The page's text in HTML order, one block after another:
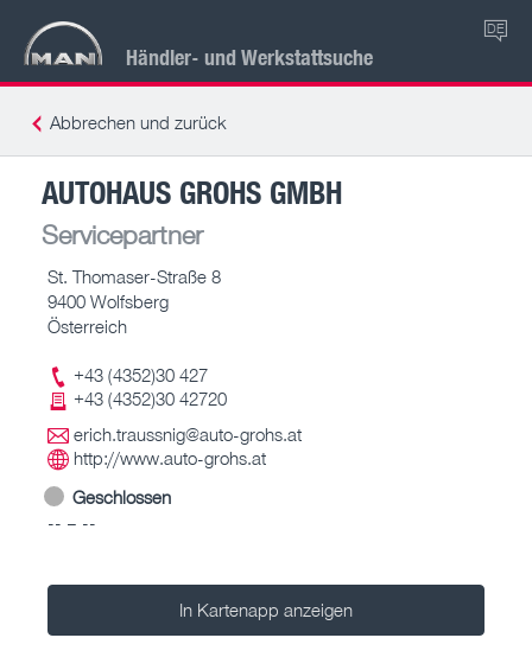
Händler- und Werkstattsuche
DE
Abbrechen und zurück
AUTOHAUS GROHS GMBH
Servicepartner
St. Thomaser-Straße 8
9400 Wolfsberg
Österreich
+43 (4352)30 427
+43 (4352)30 42720
erich.traussnig@auto-grohs.at
http://www.auto-grohs.at
Geschlossen
-- – --
In Kartenapp anzeigen